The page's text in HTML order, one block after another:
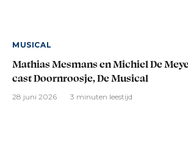
MUSICAL
Mathias Mesmans en Michiel De
cast Doornroosje, De Musical
28 juni 2026 3 minuten leestijd